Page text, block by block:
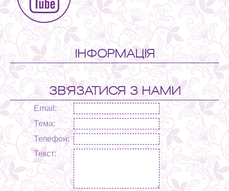
ІНФОРМАЦІЯ
ЗВ'ЯЗАТИСЯ З НАМИ
Email:
Тема:
Телефон:
Текст: